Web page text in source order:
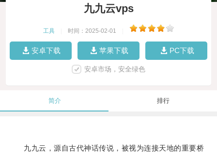
九九云vps
工具 时间：2025-02-01
安卓下载 苹果下载 PC下载
安卓市场，安全绿色
简介 排行
九九云，源自古代神话传说，被视为连接天地的重要桥